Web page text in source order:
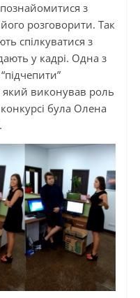
з
розговорити. Так
спілкуватися з
у кадрі. Одна з
який виконував роль
була Олена